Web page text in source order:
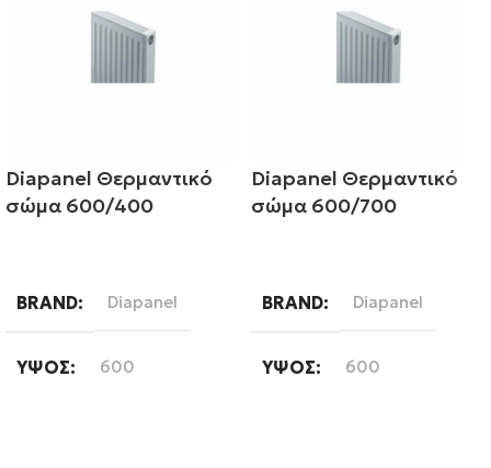
Diapanel Θερμαντικό
σώμα 600/400
BRAND Diapanel
ΎΨΟΣ 600
Diapanel Θερμαντικό
σώμα 600/700
BRAND Diapanel
ΎΨΟΣ 600